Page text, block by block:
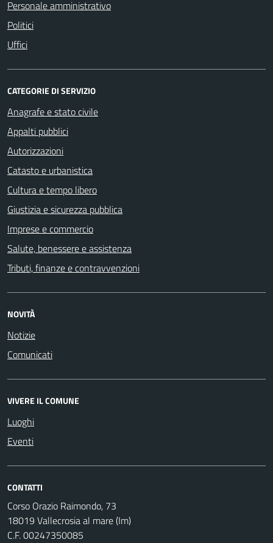
Personale amministrativo
Politici
Uffici
CATEGORIE DI SERVIZIO
Anagrafe e stato civile
Appalti pubblici
Autorizzazioni
Catasto e urbanistica
Cultura e tempo libero
Giustizia e sicurezza pubblica
Imprese e commercio
Salute, benessere e assistenza
Tributi, finanze e contravvenzioni
NOVITÀ
Notizie
Comunicati
VIVERE IL COMUNE
Luoghi
Eventi
CONTATTI
Corso Orazio Raimondo, 73
18019 Vallecrosia al mare (Im)
C.F. 00247350085